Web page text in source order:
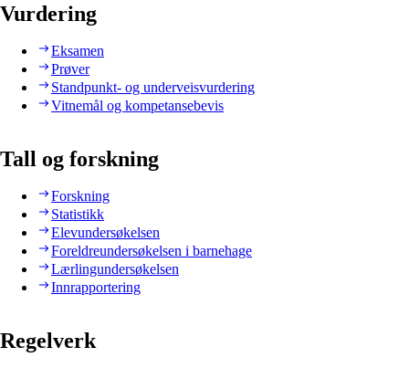
Vurdering
Eksamen
Prøver
Standpunkt- og underveisvurdering
Vitnemål og kompetansebevis
Tall og forskning
Forskning
Statistikk
Elevundersøkelsen
Foreldreundersøkelsen i barnehage
Lærlingundersøkelsen
Innrapportering
Regelverk